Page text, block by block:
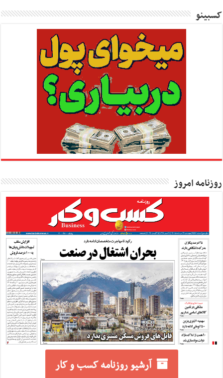
کسبینو
روزنامه امروز
آرشیو روزنامه کسب و کار